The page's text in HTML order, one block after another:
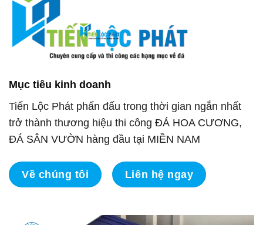
Mục tiêu kinh doanh
Tiến Lộc Phát phấn đấu trong thời gian ngắn nhất
trở thành thương hiệu thi công ĐÁ HOA CƯƠNG,
ĐÁ SÂN VƯỜN hàng đầu tại MIỀN NAM
Về chúng tôi Liên hệ ngay